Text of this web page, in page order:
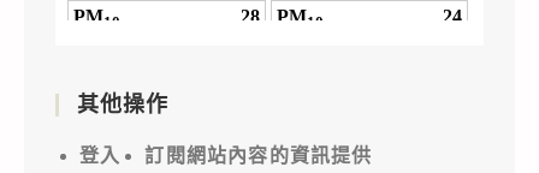
其他操作
登入
訂閱網站內容的資訊提供